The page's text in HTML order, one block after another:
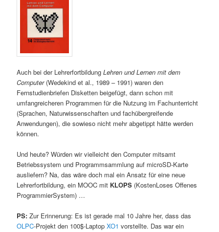
Auch bei der LehrerfortbildungLehren und Lernen mit dem
Computer(Wedekind et al., 1989 – 1991) waren den
Fernstudienbriefen Disketten beigefügt, dann schon mit
umfangreicheren Programmen für die Nutzung im Fachunterricht
(Sprachen, Naturwissenschaften und fachübergreifende
Anwendungen), die sowieso nicht mehr abgetippt hätte werden
können.
Und heute? Würden wir vielleicht den Computer mitsamt
Betriebssystem und Programmsammlung auf microSD-Karte
ausliefern? Na, das wäre doch mal ein Ansatz für eine neue
Lehrerfortbildung, ein MOOC mit KLOPS (KostenLoses Offenes
ProgrammierSystem) …
PS: Zur Erinnerung: Es ist gerade mal 10 Jahre her, dass das
OLPC-Projekt den 100$-LaptopXO1 vorstellte. Das war ein